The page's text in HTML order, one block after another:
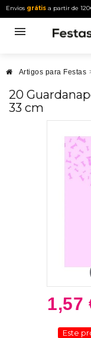
Envios grátis a partir de
Artigos para Festas
20
33 cm
1,57
Este